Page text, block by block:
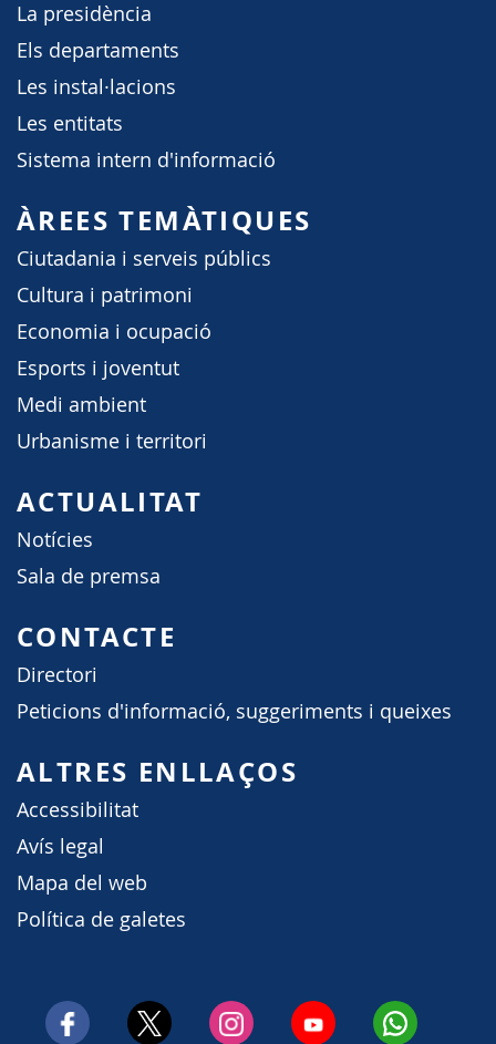
La presidència
Els departaments
Les instal·lacions
Les entitats
Sistema intern d'informació
ÀREES TEMÀTIQUES
Ciutadania i serveis públics
Cultura i patrimoni
Economia i ocupació
Esports i joventut
Medi ambient
Urbanisme i territori
ACTUALITAT
Notícies
Sala de premsa
CONTACTE
Directori
Peticions d'informació, suggeriments i queixes
ALTRES ENLLAÇOS
Accessibilitat
Avís legal
Mapa del web
Política de galetes